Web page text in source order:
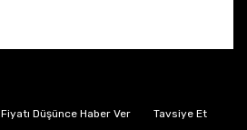
Fiyatı Düşünce Haber Ver Tavsiye Et